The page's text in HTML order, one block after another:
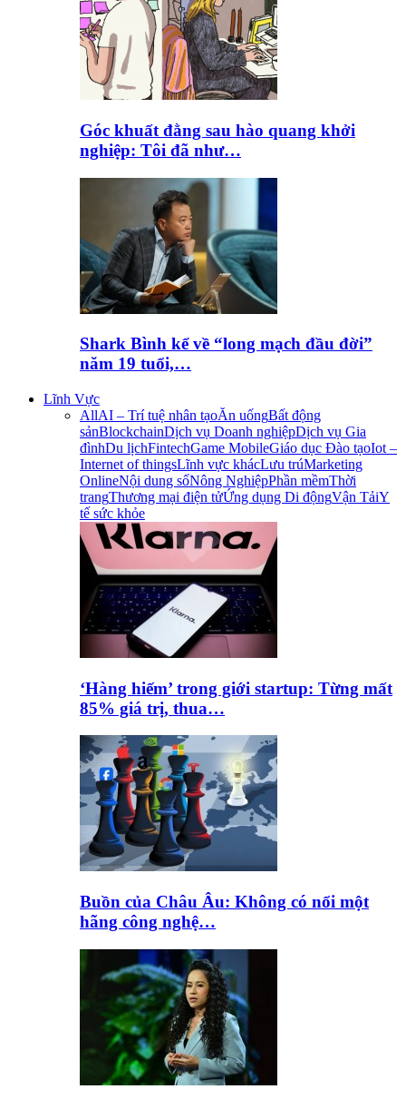
Góc khuất đằng sau hào quang khởi
nghiệp: Tôi đã như…
Shark Bình kể về “long mạch đầu đời”
năm 19 tuổi,…
Lĩnh Vực
AllAI – Trí tuệ nhân tạoĂn uốngBất động
sảnBlockchainDịch vụ Doanh nghiệpDịch vụ Gia
đìnhDu lịchFintechGame MobileGiáo dục Đào tạoIot –
Internet of thingsLĩnh vực khácLưu trúMarketing
OnlineNội dung sốNông NghiệpPhần mềmThời
trangThương mại điện tửỨng dụng Di độngVận TảiY
tế sức khỏe
‘Hàng hiếm’ trong giới startup: Từng mất
85% giá trị, thua…
Buồn của Châu Âu: Không có nổi một
hãng công nghệ…